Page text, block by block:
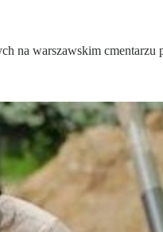
na warszawskim cmentarzu